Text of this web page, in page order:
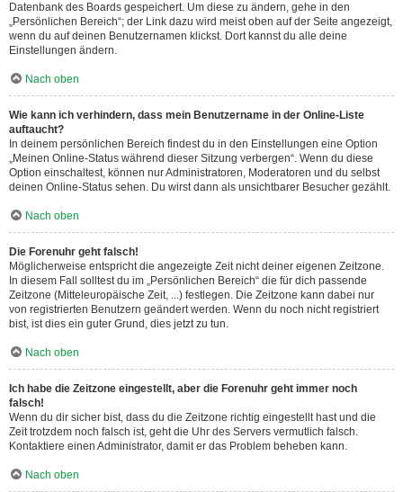
Datenbank des Boards gespeichert. Um diese zu ändern, gehe in den
„Persönlichen Bereich“; der Link dazu wird meist oben auf der Seite angezeigt,
wenn du auf deinen Benutzernamen klickst. Dort kannst du alle deine
Einstellungen ändern.
Nach oben
Wie kann ich verhindern, dass mein Benutzername in der Online-Liste
auftaucht?
In deinem persönlichen Bereich findest du in den Einstellungen eine Option
„Meinen Online-Status während dieser Sitzung verbergen“. Wenn du diese
Option einschaltest, können nur Administratoren, Moderatoren und du selbst
deinen Online-Status sehen. Du wirst dann als unsichtbarer Besucher gezählt.
Nach oben
Die Forenuhr geht falsch!
Möglicherweise entspricht die angezeigte Zeit nicht deiner eigenen Zeitzone.
In diesem Fall solltest du im „Persönlichen Bereich“ die für dich passende
Zeitzone (Mitteleuropäische Zeit, ...) festlegen. Die Zeitzone kann dabei nur
von registrierten Benutzern geändert werden. Wenn du noch nicht registriert
bist, ist dies ein guter Grund, dies jetzt zu tun.
Nach oben
Ich habe die Zeitzone eingestellt, aber die Forenuhr geht immer noch
falsch!
Wenn du dir sicher bist, dass du die Zeitzone richtig eingestellt hast und die
Zeit trotzdem noch falsch ist, geht die Uhr des Servers vermutlich falsch.
Kontaktiere einen Administrator, damit er das Problem beheben kann.
Nach oben